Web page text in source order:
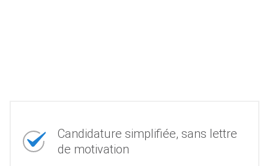
Candidature simplifiée, sans lettre
de motivation